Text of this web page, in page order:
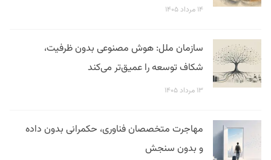
۱۴ مرداد ۱۴۰۵
سازمان ملل: هوش مصنوعی بدون ظرفیت،
شکاف توسعه را عمیق‌تر می‌کند
۱۳ مرداد ۱۴۰۵
مهاجرت متخصصان فناوری، حکمرانی بدون داده
و بدون سنجش